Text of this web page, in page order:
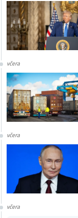
včera
včera
včera